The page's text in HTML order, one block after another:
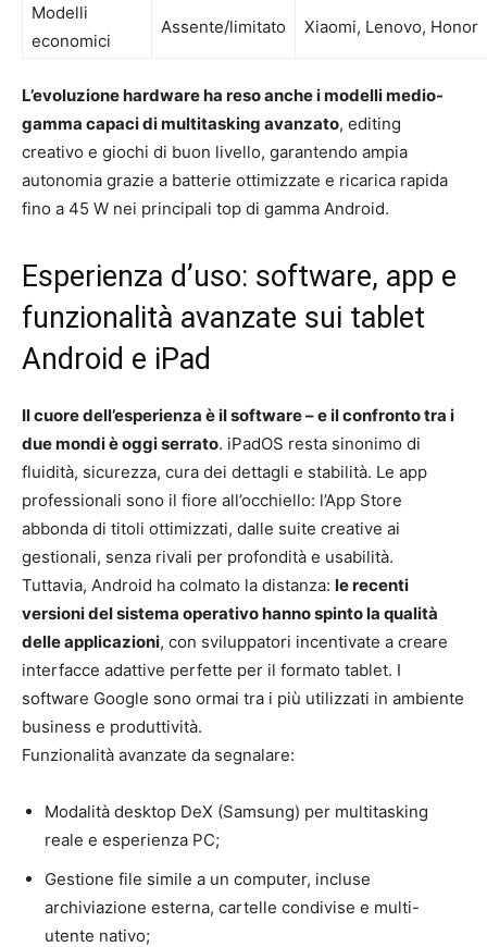
Modelli
economici
Assente/limitato Xiaomi, Lenovo, Honor
L’evoluzione hardware ha reso anche i modelli medio-
gamma capaci di multitasking avanzato, editing
creativo e giochi di buon livello, garantendo ampia
autonomia grazie a batterie ottimizzate e ricarica rapida
fino a 45 W nei principali top di gamma Android.
Esperienza d’uso: software, app e
funzionalità avanzate sui tablet
Android e iPad
Il cuore dell’esperienza è il software – e il confronto tra i
due mondi è oggi serrato. iPadOS resta sinonimo di
fluidità, sicurezza, cura dei dettagli e stabilità. Le app
professionali sono il fiore all’occhiello: l’App Store
abbonda di titoli ottimizzati, dalle suite creative ai
gestionali, senza rivali per profondità e usabilità.
Tuttavia, Android ha colmato la distanza: le recenti
versioni del sistema operativo hanno spinto la qualità
delle applicazioni, con sviluppatori incentivate a creare
interfacce adattive perfette per il formato tablet. I
software Google sono ormai tra i più utilizzati in ambiente
business e produttività.
Funzionalità avanzate da segnalare:
Modalità desktop DeX (Samsung) per multitasking
reale e esperienza PC;
Gestione file simile a un computer, incluse
archiviazione esterna, cartelle condivise e multi-
utente nativo;